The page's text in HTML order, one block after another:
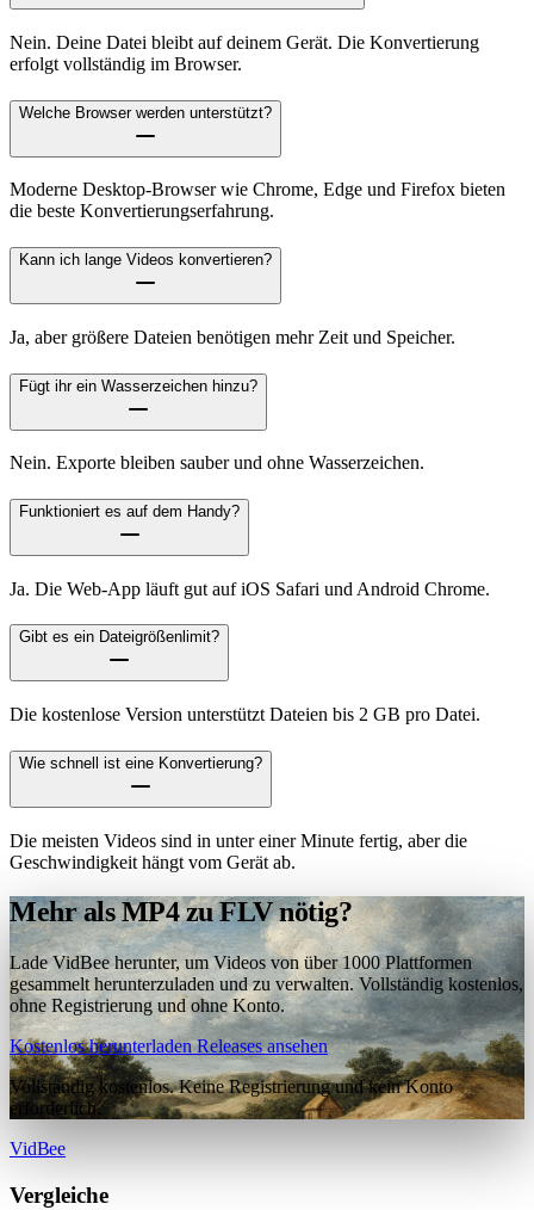
Nein. Deine Datei bleibt auf deinem Gerät. Die Konvertierung
erfolgt vollständig im Browser.
Welche Browser werden unterstützt?
Moderne Desktop-Browser wie Chrome, Edge und Firefox bieten
die beste Konvertierungserfahrung.
Kann ich lange Videos konvertieren?
Ja, aber größere Dateien benötigen mehr Zeit und Speicher.
Fügt ihr ein Wasserzeichen hinzu?
Nein. Exporte bleiben sauber und ohne Wasserzeichen.
Funktioniert es auf dem Handy?
Ja. Die Web-App läuft gut auf iOS Safari und Android Chrome.
Gibt es ein Dateigrößenlimit?
Die kostenlose Version unterstützt Dateien bis 2 GB pro Datei.
Wie schnell ist eine Konvertierung?
Die meisten Videos sind in unter einer Minute fertig, aber die
Geschwindigkeit hängt vom Gerät ab.
Mehr als MP4 zu FLV nötig?
Lade VidBee herunter, um Videos von über 1000 Plattformen
gesammelt herunterzuladen und zu verwalten. Vollständig kostenlos,
ohne Registrierung und ohne Konto.
Kostenlos herunterladenReleases ansehen
Vollständig kostenlos. Keine Registrierung und kein Konto
erforderlich.
VidBee
Vergleiche